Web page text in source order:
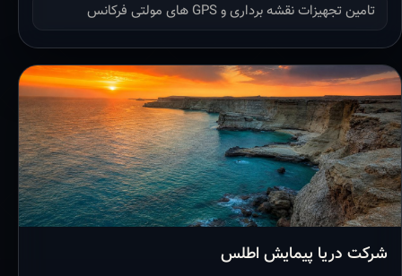
تامین تجهیزات نقشه برداری و GPS های مولتی فرکانس
شرکت دریا پیمایش اطلس